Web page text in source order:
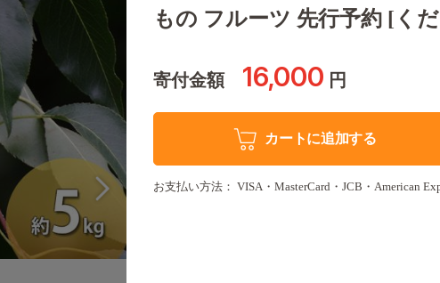
もの フルーツ 先行予約 [く
寄付金額 16,000 円
カートに追加する
お支払い方法： VISA・MasterCard・JCB・American